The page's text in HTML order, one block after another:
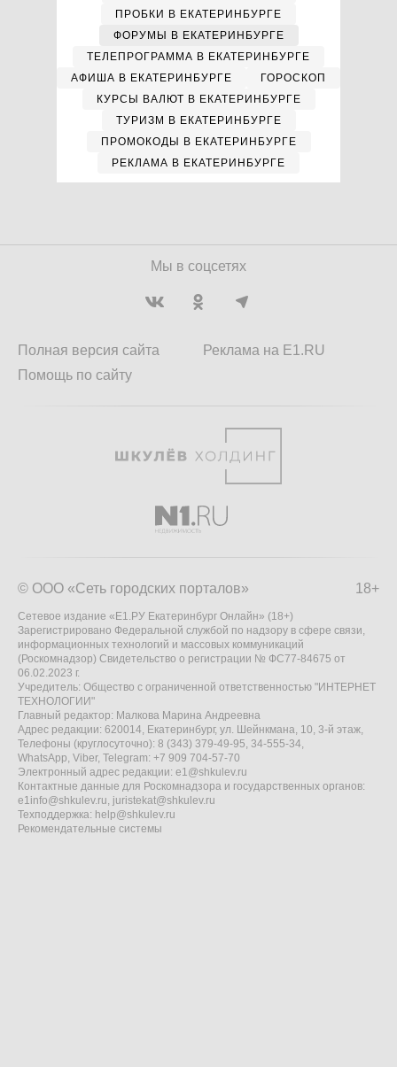
ПРОБКИ В ЕКАТЕРИНБУРГЕ
ФОРУМЫ В ЕКАТЕРИНБУРГЕ
ТЕЛЕПРОГРАММА В ЕКАТЕРИНБУРГЕ
АФИША В ЕКАТЕРИНБУРГЕ
ГОРОСКОП
КУРСЫ ВАЛЮТ В ЕКАТЕРИНБУРГЕ
ТУРИЗМ В ЕКАТЕРИНБУРГЕ
ПРОМОКОДЫ В ЕКАТЕРИНБУРГЕ
РЕКЛАМА В ЕКАТЕРИНБУРГЕ
Мы в соцсетях
Полная версия сайта
Помощь по сайту
Реклама на E1.RU
18+
© ООО «Сеть городских порталов»
Сетевое издание «Е1.РУ Екатеринбург Онлайн» (18+)
Зарегистрировано Федеральной службой по надзору в сфере связи,
информационных технологий и массовых коммуникаций
(Роскомнадзор) Свидетельство о регистрации № ФС77-84675 от
06.02.2023 г.
Учредитель: Общество с ограниченной ответственностью "ИНТЕРНЕТ
ТЕХНОЛОГИИ"
Главный редактор: Малкова Марина Андреевна
Адрес редакции: 620014, Екатеринбург, ул. Шейнкмана, 10, 3-й этаж,
Телефоны (круглосуточно): 8 (343) 379-49-95, 34-555-34,
WhatsApp, Viber, Telegram: +7 909 704-57-70
Электронный адрес редакции: e1@shkulev.ru
Контактные данные для Роскомнадзора и государственных органов:
e1info@shkulev.ru, juristekat@shkulev.ru
Техподдержка: help@shkulev.ru
Рекомендательные системы